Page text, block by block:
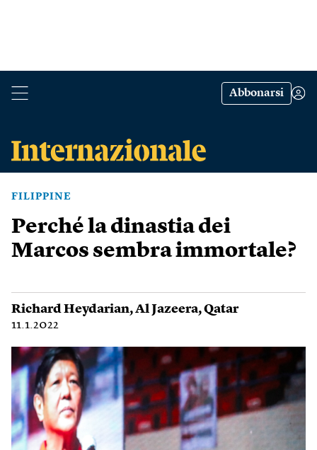
Abbonarsi
FILIPPINE
Perché la dinastia dei
Marcos sembra immortale?
Richard Heydarian,Al Jazeera,Qatar
11.1.2022